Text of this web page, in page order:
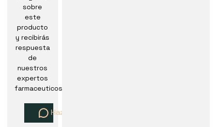
sobre
este
producto
y recibirás
respuesta
de
nuestros
expertos
farmaceuticos
Haz una pregunta